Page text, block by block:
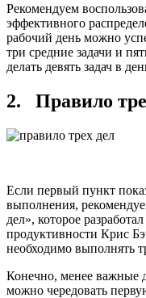
Рекомендуем
эффективного
рабочий день можно
три средние задачи и
делать девять задач в
2. Правило
Если первый пункт
выполнения,
дел», которое
продуктивности Крис
необходимо выполнять
Конечно, менее важные
можно чередовать